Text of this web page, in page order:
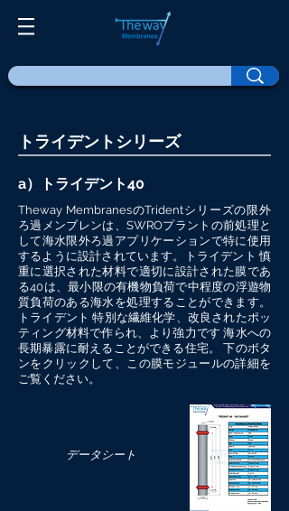
トライデントシリーズ
a）トライデント40
Theway MembranesのTridentシリーズの限外
ろ過メンブレンは、SWROプラントの前処理と
して海水限外ろ過アプリケーションで特に使用
するように設計されています。トライデント 慎
重に選択された材料で適切に設計された膜であ
る40は、最小限の有機物負荷で中程度の浮遊物
質負荷のある海水を処理することができます。
トライデント 特別な繊維化学、改良されたポッ
ティング材料で作られ、より強力です 海水への
長期暴露に耐えることができる住宅。 下のボタ
ンをクリックして、この膜モジュールの詳細を
ご覧ください。
データシート